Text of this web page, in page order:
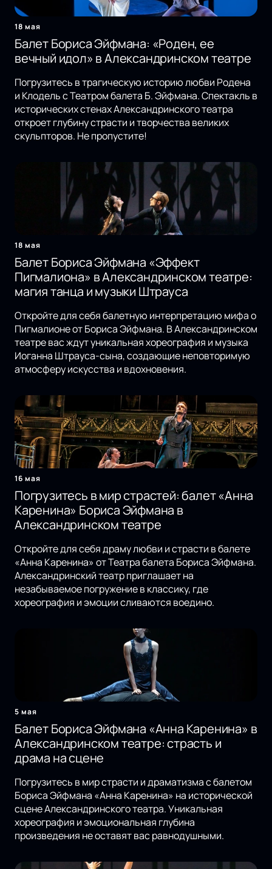
18 мая
Балет Бориса Эйфмана: «Роден, ее
вечный идол» в Александринском театре
Погрузитесь в трагическую историю любви Родена
и Клодель с Театром балета Б. Эйфмана. Спектакль в
исторических стенах Александринского театра
откроет глубину страсти и творчества великих
скульпторов. Не пропустите!
18 мая
Балет Бориса Эйфмана «Эффект
Пигмалиона» в Александринском театре:
магия танца и музыки Штрауса
Откройте для себя балетную интерпретацию мифа о
Пигмалионе от Бориса Эйфмана. В Александринском
театре вас ждут уникальная хореография и музыка
Иоганна Штрауса-сына, создающие неповторимую
атмосферу искусства и вдохновения.
16 мая
Погрузитесь в мир страстей: балет «Анна
Каренина» Бориса Эйфмана в
Александринском театре
Откройте для себя драму любви и страсти в балете
«Анна Каренина» от Театра балета Бориса Эйфмана.
Александринский театр приглашает на
незабываемое погружение в классику, где
хореография и эмоции сливаются воедино.
5 мая
Балет Бориса Эйфмана «Анна Каренина» в
Александринском театре: страсть и
драма на сцене
Погрузитесь в мир страсти и драматизма с балетом
Бориса Эйфмана «Анна Каренина» на исторической
сцене Александринского театра. Уникальная
хореография и эмоциональная глубина
произведения не оставят вас равнодушными.